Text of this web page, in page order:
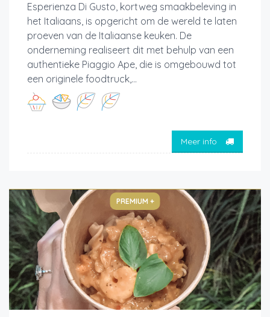
Esperienza Di Gusto, kortweg smaakbeleving in
het Italiaans, is opgericht om de wereld te laten
proeven van de Italiaanse keuken. De
onderneming realiseert dit met behulp van een
authentieke Piaggio Ape, die is omgebouwd tot
een originele foodtruck,...
Meer info
PREMIUM +